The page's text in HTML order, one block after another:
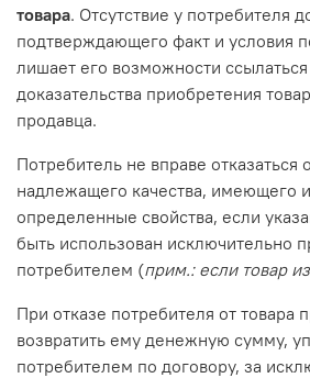
товара. Отсутствие у потребителя
подтверждающего факт и условия
лишает его возможности
доказательства приобретения
продавца.
Потребитель не вправе отказаться
надлежащего качества, имеющего
определенные свойства, если
быть использован исключительно
потребителем (прим.: если товар
При отказе потребителя от товара
возвратить ему денежную сумму,
потребителем по договору, за